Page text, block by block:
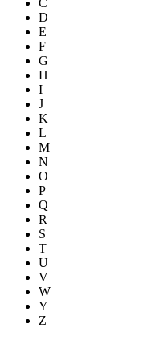
C
D
E
F
G
H
I
J
K
L
M
N
O
P
Q
R
S
T
U
V
W
Y
Z